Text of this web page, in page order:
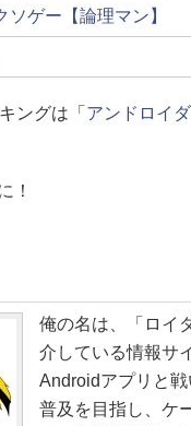
ソゲー【論理マン】
ングは「 アンドロイ
！
俺の名は、「ロイ
介している情報サ
Androidアプリと
普及を目指し、ケ